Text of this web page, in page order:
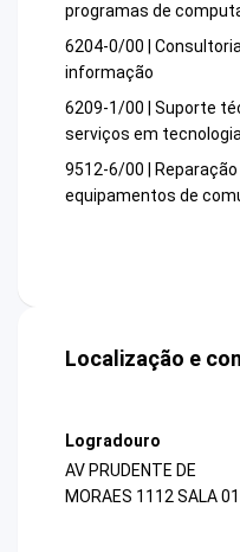
programas de
6204-0/00 |
informação
6209-1/00 | Suporte
serviços em
9512-6/00 |
equipamentos de
Localização e
Logradouro
AV PRUDENTE DE
MORAES 1112 SALA 01